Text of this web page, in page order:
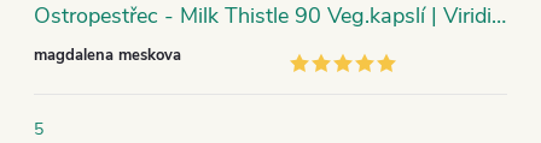
Ostropestřec - Milk Thistle 90 Veg.kapslí | Viridian
magdalena meskova
5